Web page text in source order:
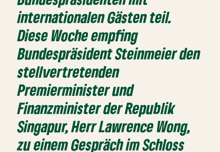
internationalen Gästen teil.
Diese Woche empfing
Bundespräsident Steinmeier den
stellvertretenden
Premierminister und
Finanzminister der Republik
Singapur, Herr Lawrence Wong,
zu einem Gespräch im Schloss